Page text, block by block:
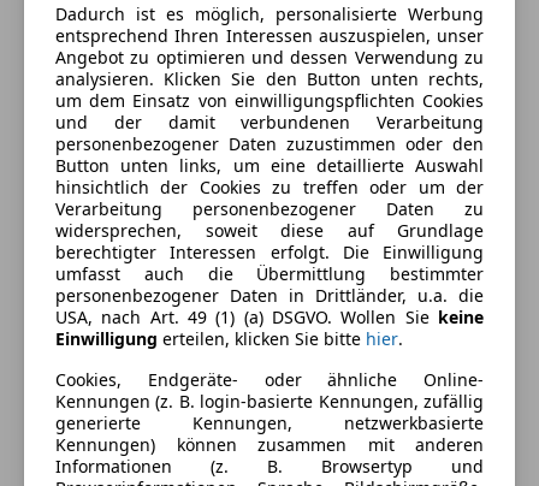
Ausstattung
Komfort
Beheizbares Lenkrad
Einparkhilfe
Einparkhilfe Rückfahrkamera
Einparkhilfe Sensoren hinten
Einparkhilfe Sensoren vorne
Elektrische Fensterheber
Elektrische Heckklappe
Elektrische Seitenspiegel
Elektrische Sitze
Klimaanlage
Klimaautomatik
Lederlenkrad
Mehr anzeigen
Farbe und Innenausstattung
Außenfarbe
Schwarz
Farbe laut Hersteller
Schwarz
Farbe der
Innenausstattung
Schwarz
Innenausstattung Teilleder
Fahrzeugbeschreibung
Dadurch ist es möglich, personalisierte Werbung
entsprechend Ihren Interessen auszuspielen, unser
Angebot zu optimieren und dessen Verwendung zu
analysieren. Klicken Sie den Button unten rechts,
um dem Einsatz von einwilligungspflichten Cookies
und der damit verbundenen Verarbeitung
personenbezogener Daten zuzustimmen oder den
Button unten links, um eine detaillierte Auswahl
hinsichtlich der Cookies zu treffen oder um der
Verarbeitung personenbezogener Daten zu
widersprechen, soweit diese auf Grundlage
berechtigter Interessen erfolgt. Die Einwilligung
umfasst auch die Übermittlung bestimmter
personenbezogener Daten in Drittländer, u.a. die
USA, nach Art. 49 (1) (a) DSGVO. Wollen Sie keine
Einwilligung erteilen, klicken Sie bitte hier.
Cookies, Endgeräte- oder ähnliche Online-
Kennungen (z. B. login-basierte Kennungen, zufällig
generierte Kennungen, netzwerkbasierte
Kennungen) können zusammen mit anderen
Informationen (z. B. Browsertyp und